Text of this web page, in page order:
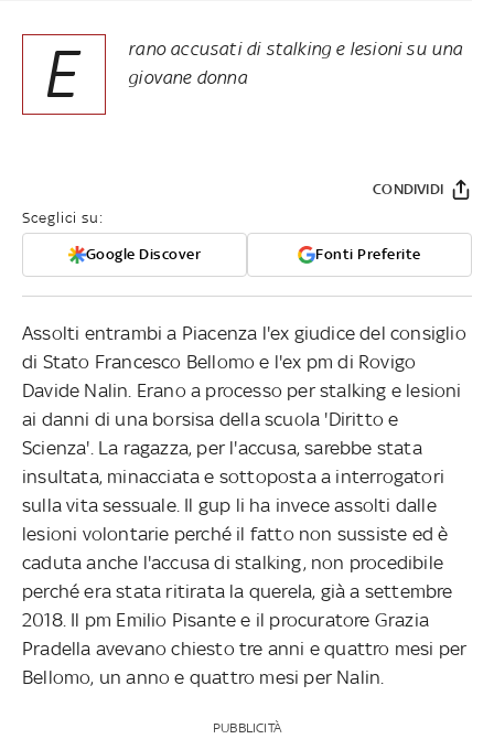
E
rano accusati di stalking e lesioni su una
giovane donna
Sceglici su:
Google Discover Fonti Preferite
CONDIVIDI
Assolti entrambi a Piacenza l'ex giudice del consiglio
di Stato Francesco Bellomo e l'ex pm di Rovigo
Davide Nalin. Erano a processo per stalking e lesioni
ai danni di una borsisa della scuola 'Diritto e
Scienza'. La ragazza, per l'accusa, sarebbe stata
insultata, minacciata e sottoposta a interrogatori
sulla vita sessuale. Il gup li ha invece assolti dalle
lesioni volontarie perché il fatto non sussiste ed è
caduta anche l'accusa di stalking, non procedibile
perché era stata ritirata la querela, già a settembre
2018. Il pm Emilio Pisante e il procuratore Grazia
Pradella avevano chiesto tre anni e quattro mesi per
Bellomo, un anno e quattro mesi per Nalin.
PUBBLICITÀ